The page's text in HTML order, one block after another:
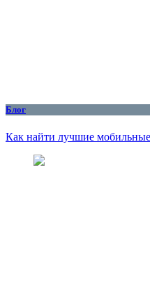
Блог
Как найти лучшие